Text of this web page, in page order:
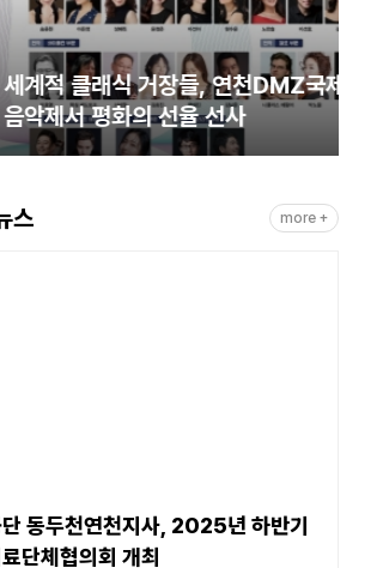
적 클래식 거장들, 연천DMZ국제
서 평화의 선율 선사
스 more +
동두천연천지사, 2025년 하반기
단체협의회 개최